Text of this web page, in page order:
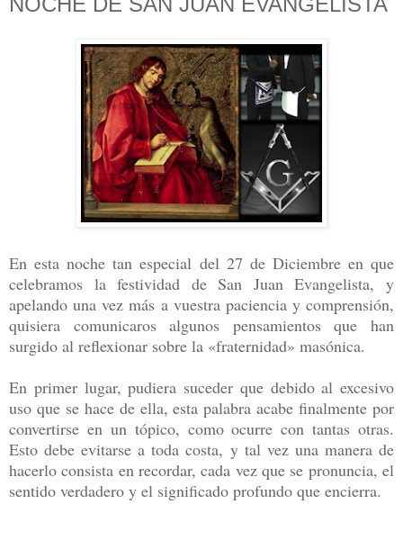
En esta noche tan especial del 27 de Diciembre en que
celebramos la festividad de San Juan Evangelista, y
apelando una vez más a vuestra paciencia y comprensión,
quisiera comunicaros algunos pensamientos que han
surgido al reflexionar sobre la «fraternidad» masónica.
En primer lugar, pudiera suceder que debido al excesivo
uso que se hace de ella, esta palabra acabe finalmente por
convertirse en un tópico, como ocurre con tantas otras.
Esto debe evitarse a toda costa, y tal vez una manera de
hacerlo consista en recordar, cada vez que se pronuncia, el
sentido verdadero y el significado profundo que encierra.